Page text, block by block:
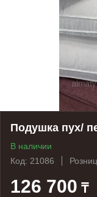
Подушка пух/
В наличии
Код: 21086
126 700 ₸